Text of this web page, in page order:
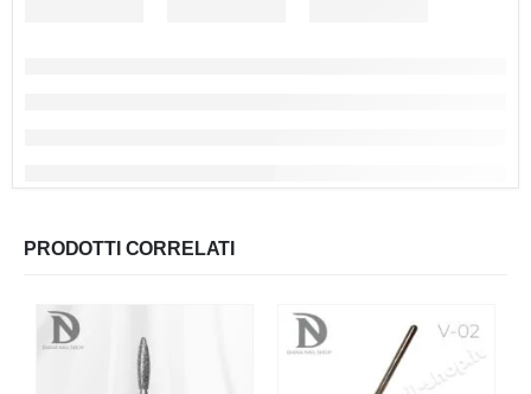
PRODOTTI CORRELATI